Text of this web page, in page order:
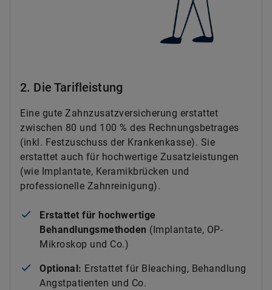
2. Die Tarifleistung
Eine gute Zahnzusatzversicherung erstattet
zwischen 80 und 100 % des Rechnungsbetrages
(inkl. Festzuschuss der Krankenkasse). Sie
erstattet auch für hochwertige Zusatzleistungen
(wie Implantate, Keramikbrücken und
professionelle Zahnreinigung).
Erstattet für hochwertige
Behandlungsmethoden (Implantate, OP-
Mikroskop und Co.)
Optional: Erstattet für Bleaching, Behandlung
Angstpatienten und Co.